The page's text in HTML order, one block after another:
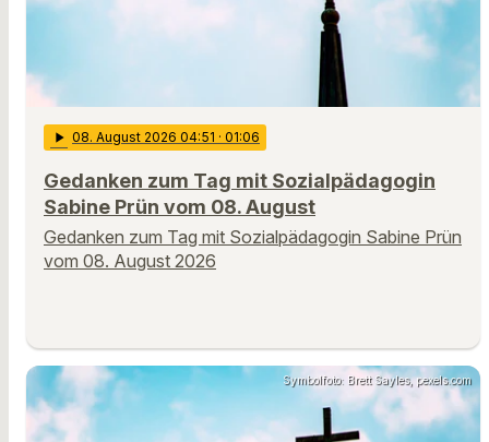
play_arrow 08. August 2026 04:51 · 01:06
Gedanken zum Tag mit Sozialpädagogin
Sabine Prün vom 08. August
Gedanken zum Tag mit Sozialpädagogin Sabine Prün
vom 08. August 2026
Symbolfoto: Brett Sayles, pexels.com